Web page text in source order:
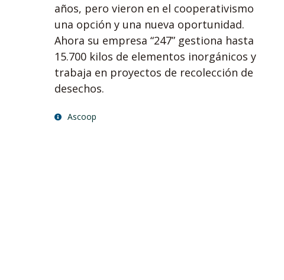
años, pero vieron en el cooperativismo
una opción y una nueva oportunidad.
Ahora su empresa “247” gestiona hasta
15.700 kilos de elementos inorgánicos y
trabaja en proyectos de recolección de
desechos.
Ascoop